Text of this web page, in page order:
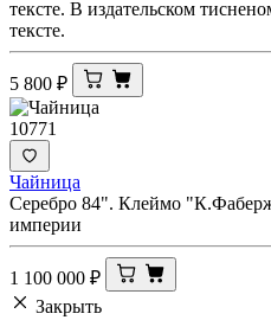
тексте. В издательском
тексте.
5 800 ₽
10771
Чайница
Серебро 84". Клеймо
империи
1 100 000 ₽
Закрыть